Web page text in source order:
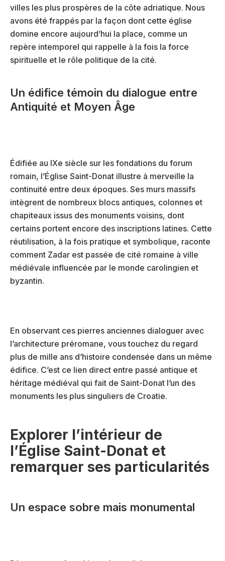
villes les plus prospères de la côte adriatique. Nous
avons été frappés par la façon dont cette église
domine encore aujourd’hui la place, comme un
repère intemporel qui rappelle à la fois la force
spirituelle et le rôle politique de la cité.
Un édifice témoin du dialogue entre
Antiquité et Moyen Âge
Édifiée au IXe siècle sur les fondations du forum
romain, l’Église Saint-Donat illustre à merveille la
continuité entre deux époques. Ses murs massifs
intègrent de nombreux blocs antiques, colonnes et
chapiteaux issus des monuments voisins, dont
certains portent encore des inscriptions latines. Cette
réutilisation, à la fois pratique et symbolique, raconte
comment Zadar est passée de cité romaine à ville
médiévale influencée par le monde carolingien et
byzantin.
En observant ces pierres anciennes dialoguer avec
l’architecture préromane, vous touchez du regard
plus de mille ans d’histoire condensée dans un même
édifice. C’est ce lien direct entre passé antique et
héritage médiéval qui fait de Saint-Donat l’un des
monuments les plus singuliers de Croatie.
Explorer l’intérieur de
l’Église Saint-Donat et
remarquer ses particularités
Un espace sobre mais monumental